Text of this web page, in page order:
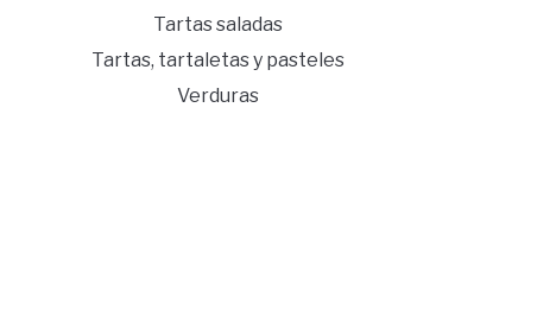
Tartas saladas
Tartas, tartaletas y pasteles
Verduras